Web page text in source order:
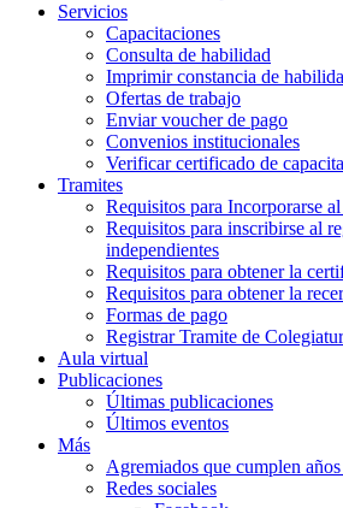
Servicios
Capacitaciones
Consulta de habilidad
Imprimir constancia de
Ofertas de trabajo
Enviar voucher de pago
Convenios institucionales
Verificar certificado de
Tramites
Requisitos para Incorporarse
Requisitos para inscribirse al
independientes
Requisitos para obtener la
Requisitos para obtener la
Formas de pago
Registrar Tramite de
Aula virtual
Publicaciones
Últimas publicaciones
Últimos eventos
Más
Agremiados que cumplen
Redes sociales